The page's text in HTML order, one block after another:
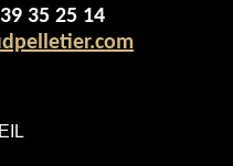
35 25 14